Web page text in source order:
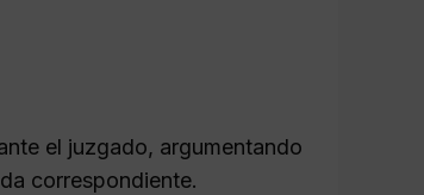
el juzgado, argumentando
correspondiente.